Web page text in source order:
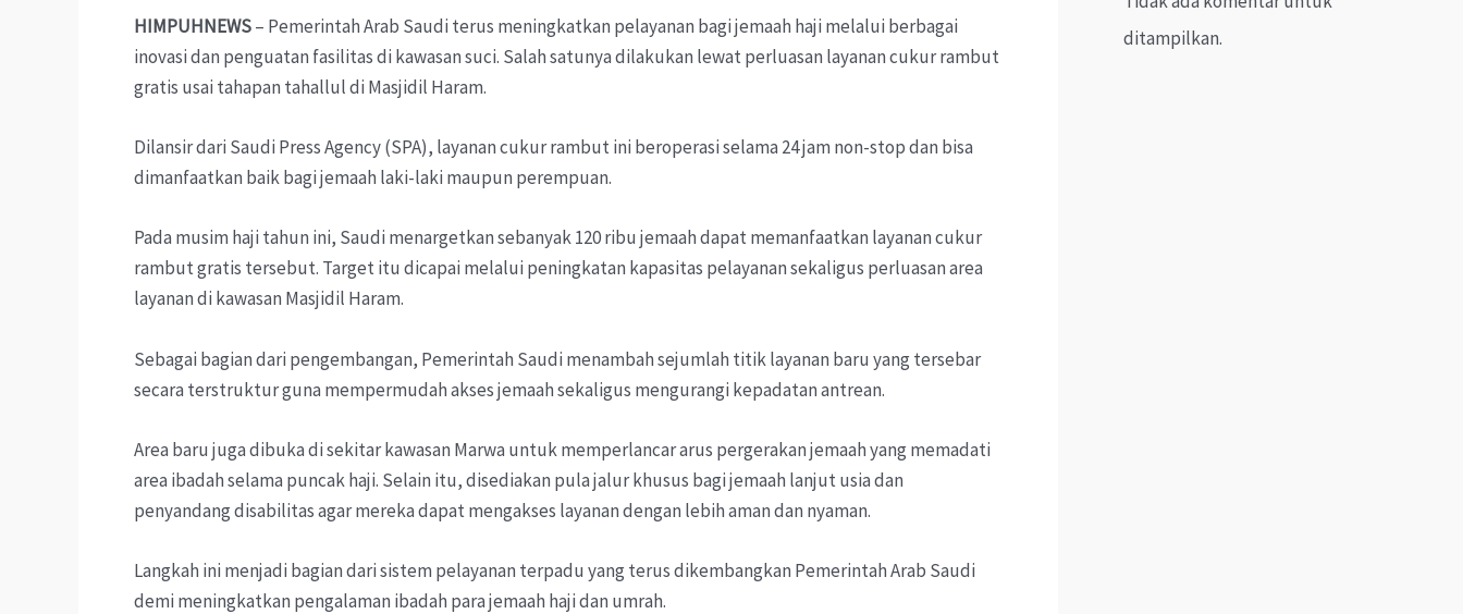
HIMPUHNEWS– Pemerintah Arab Saudi terus meningkatkan pelayanan bagi jemaah haji melalui berbagai
inovasi dan penguatan fasilitas di kawasan suci. Salah satunya dilakukan lewat perluasan layanan cukur rambut
gratis usai tahapan tahallul di Masjidil Haram.
Dilansir dari Saudi Press Agency (SPA), layanan cukur rambut ini beroperasi selama 24 jam non-stop dan bisa
dimanfaatkan baik bagi jemaah laki-laki maupun perempuan.
Pada musim haji tahun ini, Saudi menargetkan sebanyak 120 ribu jemaah dapat memanfaatkan layanan cukur
rambut gratis tersebut. Target itu dicapai melalui peningkatan kapasitas pelayanan sekaligus perluasan area
layanan di kawasan Masjidil Haram.
Sebagai bagian dari pengembangan, Pemerintah Saudi menambah sejumlah titik layanan baru yang tersebar
secara terstruktur guna mempermudah akses jemaah sekaligus mengurangi kepadatan antrean.
Area baru juga dibuka di sekitar kawasan Marwa untuk memperlancar arus pergerakan jemaah yang memadati
area ibadah selama puncak haji. Selain itu, disediakan pula jalur khusus bagi jemaah lanjut usia dan
penyandang disabilitas agar mereka dapat mengakses layanan dengan lebih aman dan nyaman.
Langkah ini menjadi bagian dari sistem pelayanan terpadu yang terus dikembangkan Pemerintah Arab Saudi
demi meningkatkan pengalaman ibadah para jemaah haji dan umrah.
ditampilkan.